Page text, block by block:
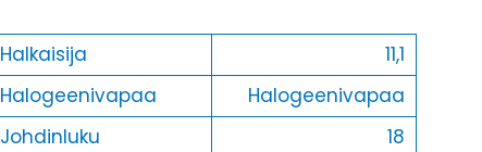
Halkaisija
11,1
Halogeenivapaa
Halogeenivapaa
Johdinluku
18